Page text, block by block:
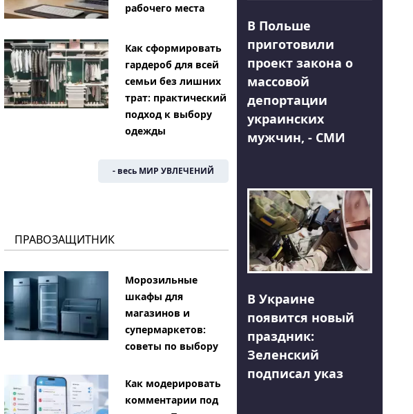
рабочего места
Как сформировать
гардероб для всей
семьи без лишних
трат: практический
подход к выбору
одежды
- весь МИР УВЛЕЧЕНИЙ
ПРАВОЗАЩИТНИК
Морозильные
шкафы для
магазинов и
супермаркетов:
советы по выбору
Как модерировать
комментарии под
В Польше
приготовили
проект закона о
массовой
депортации
украинских
мужчин, - СМИ
В Украине
появится новый
праздник:
Зеленский
подписал указ